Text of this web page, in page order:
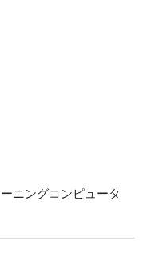
ニングコンピュータ